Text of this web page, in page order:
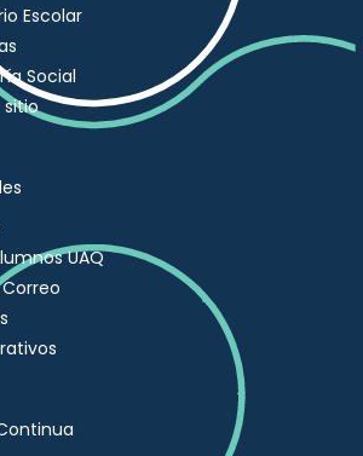
Escolar
Social
sitio
UAQ